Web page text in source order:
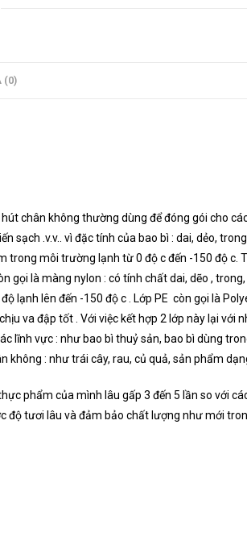
(0)
hút chân không thường dùng để đóng gói cho
sạch .v.v.. vì đặc tính của bao bì : dai, dẻo,
môi trường lạnh từ 0 độ c đến -150 độ c.
gọi là màng nylon : có tính chất dai, dẽo ,
lạnh lên đến -150 độ c . Lớp PE còn gọi là
va đập tốt . Với việc kết hợp 2 lớp này lại với
lĩnh vực : như bao bì thuỷ sản, bao bì dùng
không : như trái cây, rau, củ quả, sản phẩm
phẩm của mình lâu gấp 3 đến 5 lần so với
độ tươi lâu và đảm bảo chất lượng như mới